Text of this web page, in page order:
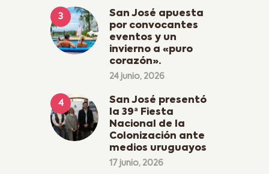
San José apuesta
por convocantes
eventos y un
invierno a «puro
corazón».
24 junio, 2026
San José presentó
la 39ª Fiesta
Nacional de la
Colonización ante
medios uruguayos
17 junio, 2026